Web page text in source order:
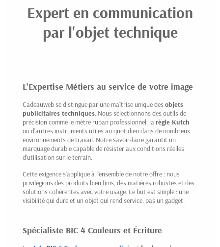
Expert en communication
par l'objet technique
L'Expertise Métiers au service de votre image
Cadeauweb se distingue par une maîtrise unique desobjets
publicitaires techniques. Nous sélectionnons des outils de
précision comme le mètre ruban professionnel, larègle Kutch
ou d’autres instruments utiles au quotidien dans de nombreux
environnements de travail. Notre savoir-faire garantit un
marquage durable capable de résister aux conditions réelles
d'utilisation sur le terrain.
Cette exigence s’applique à l’ensemble de notre offre : nous
privilégions des produits bien finis, des matières robustes et des
solutions cohérentes avec votre usage. Le but est simple : une
visibilité qui dure et un objet qui rend service, pas un gadget.
Spécialiste BIC 4 Couleurs et Écriture